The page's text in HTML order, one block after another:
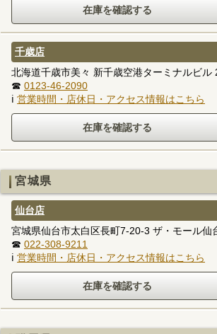
千歳店
北海道千歳市美々 新千歳空港ターミナルビル
☎ 0123-46-2090
ℹ 営業時間・店休日・アクセス情報はこちら
宮城県
仙台店
宮城県仙台市太白区長町7-20-3 ザ・モール仙
☎ 022-308-9211
ℹ 営業時間・店休日・アクセス情報はこちら